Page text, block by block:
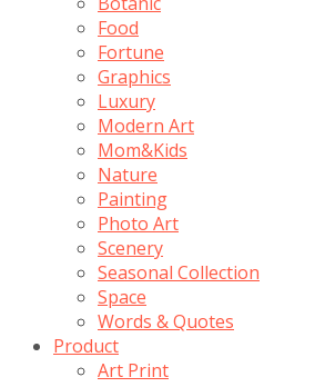
Food
Fortune
Graphics
Luxury
Modern Art
Mom&Kids
Nature
Painting
Photo Art
Scenery
Seasonal Collection
Space
Words & Quotes
Product
Art Print